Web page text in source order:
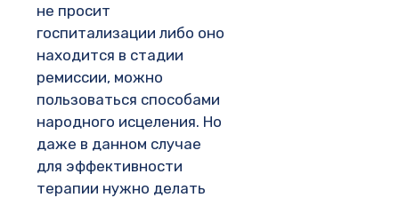
не просит
госпитализации либо оно
находится в стадии
ремиссии, можно
пользоваться способами
народного исцеления. Но
даже в данном случае
для эффективности
терапии нужно делать